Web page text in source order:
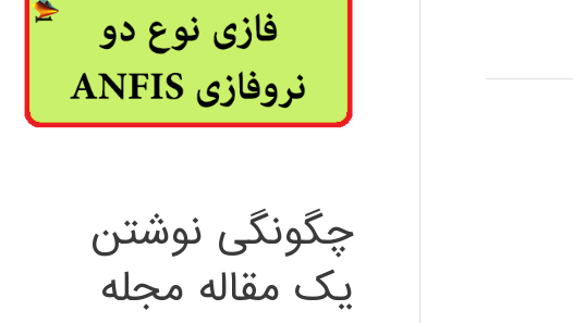
چگونگی نوشتن
یک مقاله مجله